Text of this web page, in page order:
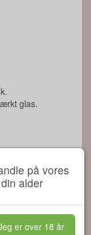
glas.
på vores
alder
er over 18 år